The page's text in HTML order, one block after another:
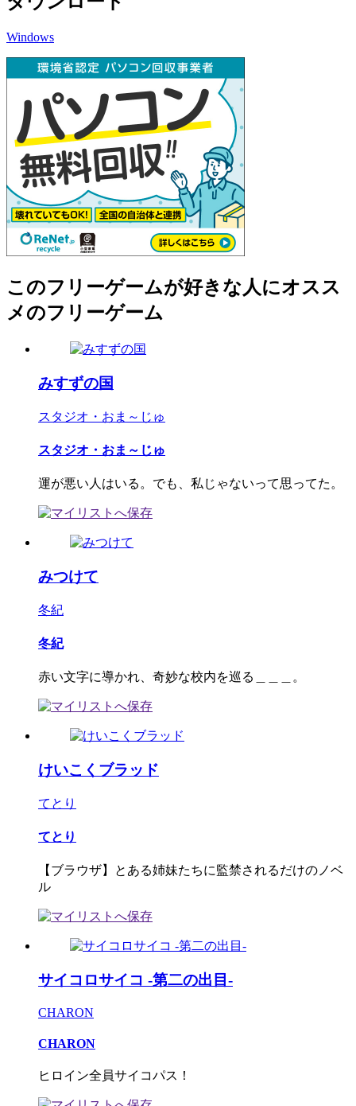
Windows
このフリーゲームが好きな人にオスス
メのフリーゲーム
みすずの国
スタジオ・おま～じゅ
スタジオ・おま～じゅ
運が悪い人はいる。でも、私じゃないって思ってた。
みつけて
冬紀
冬紀
赤い文字に導かれ、奇妙な校内を巡る＿＿＿。
けいこくブラッド
てとり
てとり
【ブラウザ】とある姉妹たちに監禁されるだけのノベ
ル
サイコロサイコ -第二の出目-
CHARON
CHARON
ヒロイン全員サイコパス！